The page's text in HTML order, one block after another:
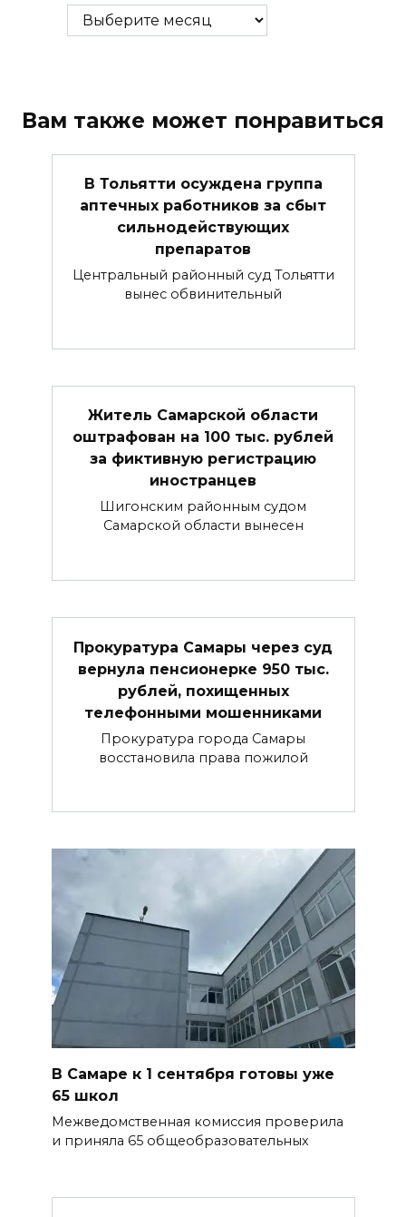
Вам также может понравиться
В Тольятти осуждена группа
аптечных работников за сбыт
сильнодействующих
препаратов
Центральный районный суд Тольятти
вынес обвинительный
Житель Самарской области
оштрафован на 100 тыс. рублей
за фиктивную регистрацию
иностранцев
Шигонским районным судом
Самарской области вынесен
Прокуратура Самары через суд
вернула пенсионерке 950 тыс.
рублей, похищенных
телефонными мошенниками
Прокуратура города Самары
восстановила права пожилой
В Самаре к 1 сентября готовы уже
65 школ
Межведомственная комиссия проверила
и приняла 65 общеобразовательных